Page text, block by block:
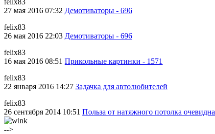
felix83
27 мая 2016 07:32 Демотиваторы - 696
felix83
26 мая 2016 22:03 Демотиваторы - 696
felix83
16 мая 2016 08:51 Прикольные картинки - 1571
felix83
22 января 2016 14:27 Задачка для автолюбителей
felix83
26 сентября 2014 10:51 Польза от натяжного потолка очевидна
-->